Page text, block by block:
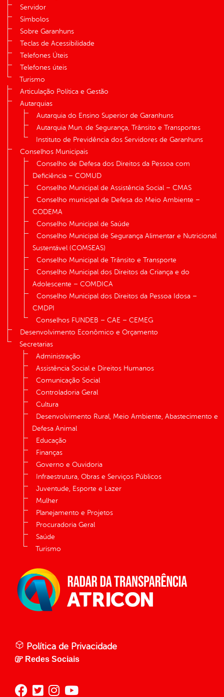
Servidor
Símbolos
Sobre Garanhuns
Teclas de Acessibilidade
Telefones Úteis
Telefones úteis
Turismo
Articulação Política e Gestão
Autarquias
Autarquia do Ensino Superior de Garanhuns
Autarquia Mun. de Segurança, Trânsito e Transportes
Instituto de Previdência dos Servidores de Garanhuns
Conselhos Municipais
Conselho de Defesa dos Direitos da Pessoa com
Deficiência – COMUD
Conselho Municipal de Assistência Social – CMAS
Conselho municipal de Defesa do Meio Ambiente –
CODEMA
Conselho Municipal de Saúde
Conselho Municipal de Segurança Alimentar e Nutricional
Sustentável (COMSEAS)
Conselho Municipal de Trânsito e Transporte
Conselho Municipal dos Direitos da Criança e do
Adolescente – COMDICA
Conselho Municipal dos Direitos da Pessoa Idosa –
CMDPI
Conselhos FUNDEB – CAE – CEMEG
Desenvolvimento Econômico e Orçamento
Secretarias
Administração
Assistência Social e Direitos Humanos
Comunicação Social
Controladoria Geral
Cultura
Desenvolvimento Rural, Meio Ambiente, Abastecimento e
Defesa Animal
Educação
Finanças
Governo e Ouvidoria
Infraestrutura, Obras e Serviços Públicos
Juventude, Esporte e Lazer
Mulher
Planejamento e Projetos
Procuradoria Geral
Saúde
Turismo
Política de Privacidade
Redes Sociais